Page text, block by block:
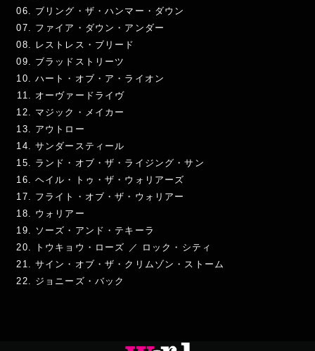
ブリング・ザ・ハンマー・ダウン
ファイア・ダウン・アンダー
レストレス・ブリード
ブラッドストリーツ
ハート・オブ・ア・ライオン
オーヴァードライヴ
マジック・メイカー
アウトロー
サンダースティール
ランド・オブ・ザ・ライジング・サン
ヘイル・トゥ・ザ・ウォリアーズ
フライト・オブ・ザ・ウォリアー
ウォリアー
ソーズ・アンド・テキーラ
トウキョウ・ローズ ／ ロック・シティ
サイン・オブ・ザ・クリムゾン・ストーム
ジョニーズ・バック